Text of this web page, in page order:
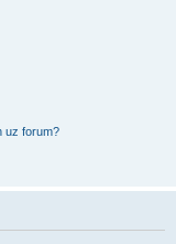
uz forum?